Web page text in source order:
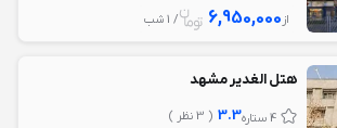
از 6,950,000 / 1 شب
هتل الغدیر مشهد
4 ستاره 3.3 ( 3 نظر )